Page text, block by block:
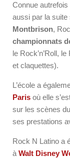
Connue
aussi par la
Montbrison,
championnats
le Rock’n’Roll,
et claquettes).
L’école a
Paris où elle
sur les scènes du
ses prestations
Rock N Latino a
à Walt Disney